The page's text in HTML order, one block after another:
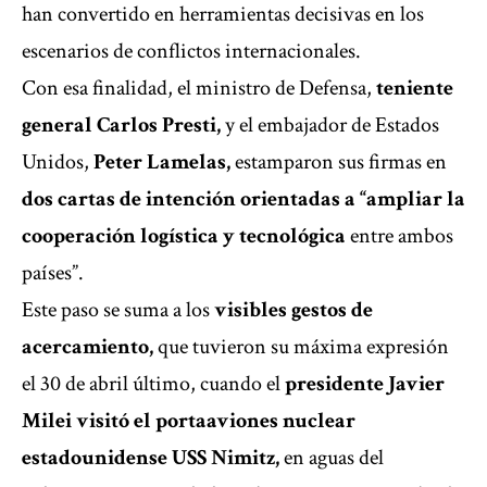
han convertido en herramientas decisivas en los
escenarios de conflictos internacionales.
Con esa finalidad, el ministro de Defensa,teniente
general Carlos Presti,y el embajador de Estados
Unidos,Peter Lamelas,estamparon sus firmas en
dos cartas de intenciónorientadas a “ampliar la
cooperación logística y tecnológicaentre ambos
países”.
Este paso se suma a losvisibles gestos de
acercamiento,que tuvieron su máxima expresión
el 30 de abril último, cuando elpresidente Javier
Milei visitó el portaaviones nuclear
estadounidense USS Nimitz,en aguas del